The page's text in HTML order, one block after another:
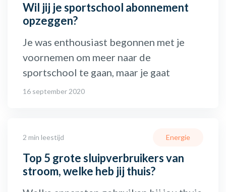
Wil jij je sportschool abonnement
opzeggen?
Je was enthousiast begonnen met je
voornemen om meer naar de
sportschool te gaan, maar je gaat
16 september 2020
2 min leestijd
Top 5 grote sluipverbruikers van
stroom, welke heb jij thuis?
Energie